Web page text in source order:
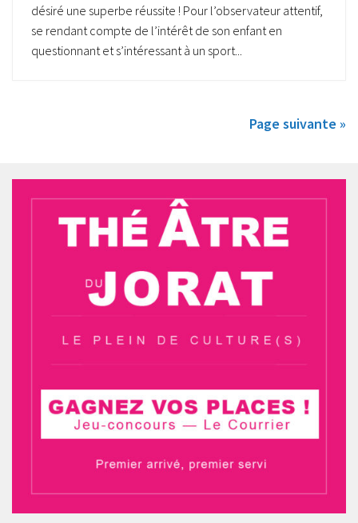
désiré une superbe réussite ! Pour l’observateur attentif,
se rendant compte de l’intérêt de son enfant en
questionnant et s’intéressant à un sport...
Page suivante »